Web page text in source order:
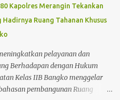
Kapolres Merangin Tekankan
Ruang Tahanan Khusus
pelayanan dan
Berhadapan dengan Hukum
Kelas IIB Bangko menggelar
pembangunan Ruang